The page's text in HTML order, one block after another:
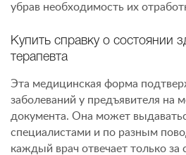
убрав необходимость их
Купить справку о состоянии
терапевта
Эта медицинская форма
заболеваний у предъявителя на
документа. Она может
специалистами и по разным
каждый врач отвечает только